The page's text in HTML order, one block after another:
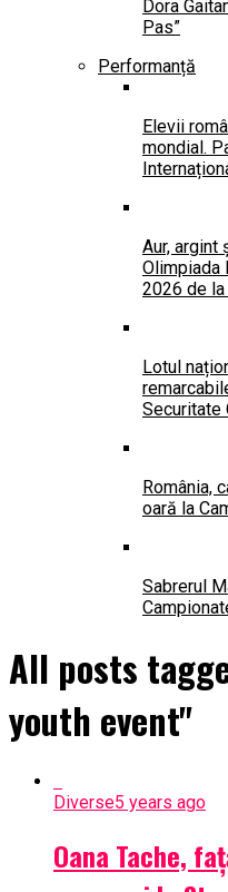
Dora
Pas”
Performanță
Elevii
mondial.
Aur, argint
Olimpiada
2026 de la
Lotul
Securitate
România,
oară la
Sabrerul
All posts
youth event"
Diverse5 years ago
Oana Tache,